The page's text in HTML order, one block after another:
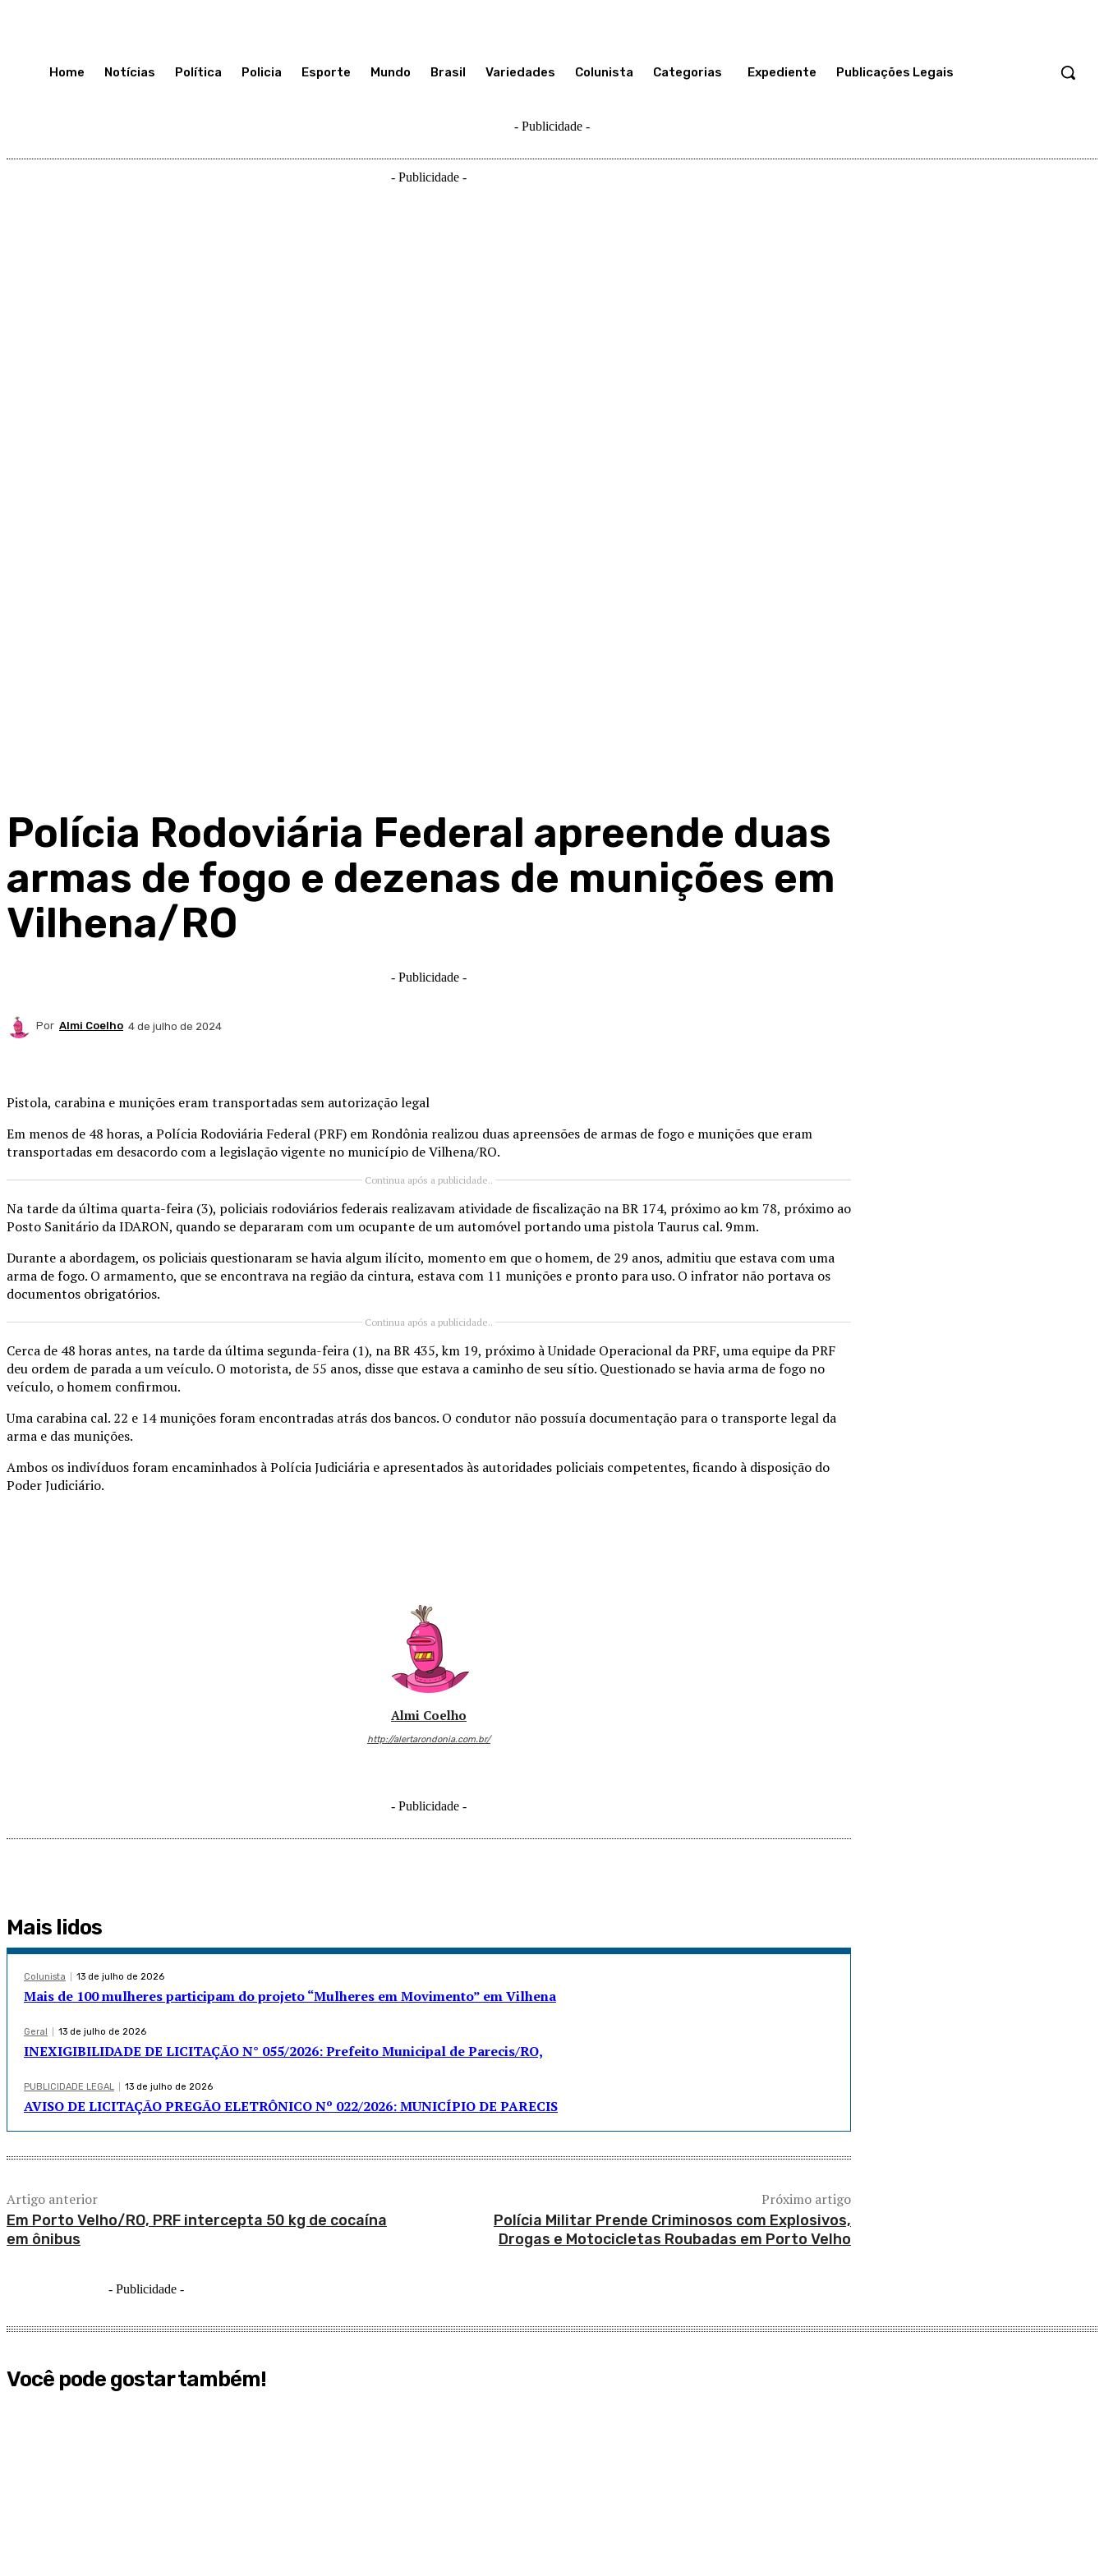
Home Notícias Política Policia Esporte Mundo Brasil Variedades Colunista Categorias Expediente Publicações Legais
- Publicidade -
- Publicidade -
Polícia Rodoviária Federal apreende duas
armas de fogo e dezenas de munições em
Vilhena/RO
- Publicidade -
Por Almi Coelho 4 de julho de 2024
Pistola, carabina e munições eram transportadas sem autorização legal
Em menos de 48 horas, a Polícia Rodoviária Federal (PRF) em Rondônia realizou duas apreensões de armas de fogo e munições que eram
transportadas em desacordo com a legislação vigente no município de Vilhena/RO.
Continua após a publicidade..
Na tarde da última quarta-feira (3), policiais rodoviários federais realizavam atividade de fiscalização na BR 174, próximo ao km 78, próximo ao
Posto Sanitário da IDARON, quando se depararam com um ocupante de um automóvel portando uma pistola Taurus cal. 9mm.
Durante a abordagem, os policiais questionaram se havia algum ilícito, momento em que o homem, de 29 anos, admitiu que estava com uma
arma de fogo. O armamento, que se encontrava na região da cintura, estava com 11 munições e pronto para uso. O infrator não portava os
documentos obrigatórios.
Continua após a publicidade..
Cerca de 48 horas antes, na tarde da última segunda-feira (1), na BR 435, km 19, próximo à Unidade Operacional da PRF, uma equipe da PRF
deu ordem de parada a um veículo. O motorista, de 55 anos, disse que estava a caminho de seu sítio. Questionado se havia arma de fogo no
veículo, o homem confirmou.
Uma carabina cal. 22 e 14 munições foram encontradas atrás dos bancos. O condutor não possuía documentação para o transporte legal da
arma e das munições.
Ambos os indivíduos foram encaminhados à Polícia Judiciária e apresentados às autoridades policiais competentes, ficando à disposição do
Poder Judiciário.
Almi Coelho
http://alertarondonia.com.br/
- Publicidade -
Mais lidos
Colunista 13 de julho de 2026
Mais de 100 mulheres participam do projeto “Mulheres em Movimento” em Vilhena
Geral 13 de julho de 2026
INEXIGIBILIDADE DE LICITAÇÃO N° 055/2026: Prefeito Municipal de Parecis/RO,
PUBLICIDADE LEGAL 13 de julho de 2026
AVISO DE LICITAÇÃO PREGÃO ELETRÔNICO Nº 022/2026: MUNICÍPIO DE PARECIS
Artigo anterior
Em Porto Velho/RO, PRF intercepta 50 kg de cocaína
em ônibus
Próximo artigo
Polícia Militar Prende Criminosos com Explosivos,
Drogas e Motocicletas Roubadas em Porto Velho
- Publicidade -
Você pode gostar também!